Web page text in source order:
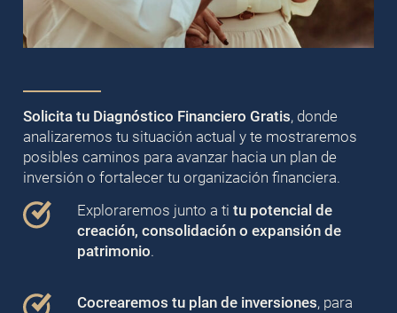
Solicita tu Diagnóstico Financiero Gratis, donde
analizaremos tu situación actual y te mostraremos
posibles caminos para avanzar hacia un plan de
inversión o fortalecer tu organización financiera.
Exploraremos junto a ti tu potencial de
creación, consolidación o expansión de
patrimonio.
Cocrearemos tu plan de inversiones, para